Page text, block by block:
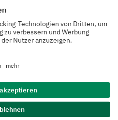
Ansprechpersonen der
Uni Bayreuth
Barrierefreiheitserklärung
Impressum Kontakt